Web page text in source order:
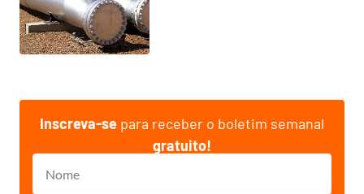
Inscreva-se para receber o boletim semanal
gratuito!